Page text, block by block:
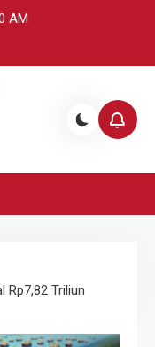
AM
–
olahraga global: update
preview pertandingan,
Rp7,82 Triliun